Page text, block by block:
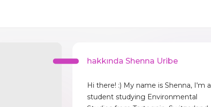
hakkında Shenna Uribe
Hi there! :) My name is Shenna, I'm a
student studying Environmental